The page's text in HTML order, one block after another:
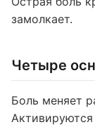
замолкает.
Четыре
Боль меняет